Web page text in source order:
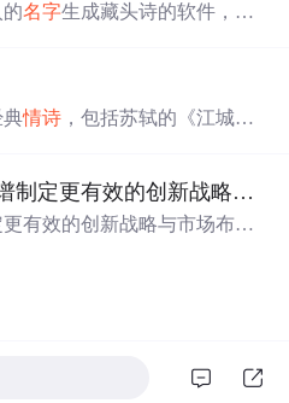
的名字生成藏头诗的软件，包
典情诗 ，包括苏轼的《江城
企业如何借助知识图谱制定更有效的创新战略与市场布局？.docx
有效的创新战略与市场布